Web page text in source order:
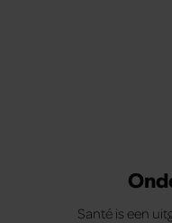
Santé is een